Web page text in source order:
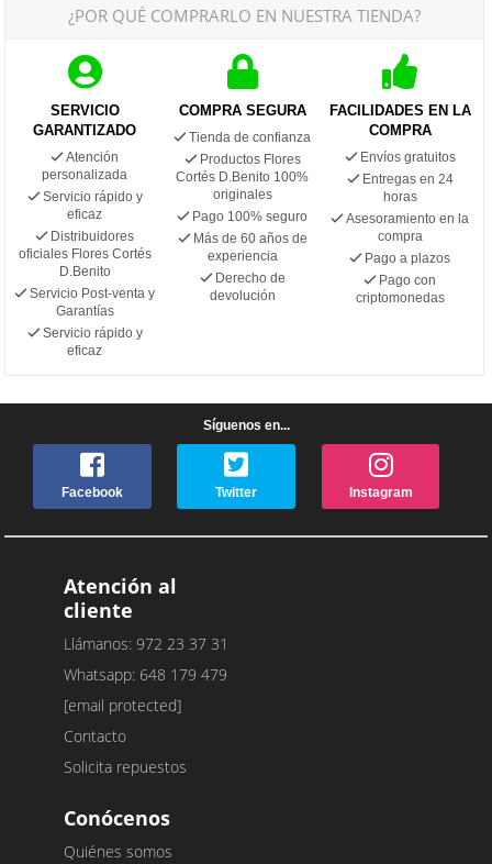
¿POR QUÉ COMPRARLO EN NUESTRA TIENDA?
SERVICIO
GARANTIZADO
Atención
personalizada
Servicio rápido y
eficaz
Distribuidores
oficiales Flores Cortés
D.Benito
Servicio Post-venta y
Garantías
Servicio rápido y
eficaz
COMPRA SEGURA
Tienda de confianza
Productos Flores
Cortés D.Benito 100%
originales
Pago 100% seguro
Más de 60 años de
experiencia
Derecho de
devolución
FACILIDADES EN LA
COMPRA
Envíos gratuitos
Entregas en 24
horas
Asesoramiento en la
compra
Pago a plazos
Pago con
criptomonedas
Síguenos en...
Facebook Twitter Instagram
Atención al
cliente
Llámanos: 972 23 37 31
Whatsapp: 648 179 479
[email protected]
Contacto
Solicita repuestos
Conócenos
Quiénes somos